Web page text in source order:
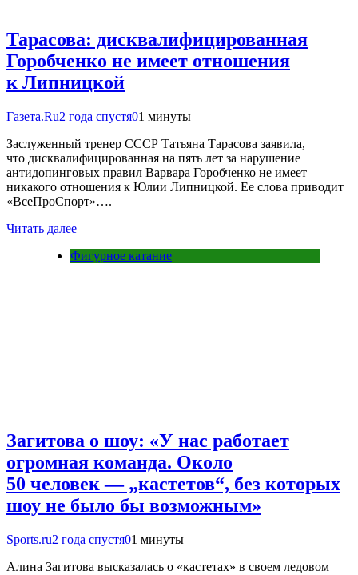
Тарасова: дисквалифицированная
Горобченко не имеет отношения
к Липницкой
Газета.Ru2 года спустя01 минуты
Заслуженный тренер СССР Татьяна Тарасова заявила,
что дисквалифицированная на пять лет за нарушение
антидопинговых правил Варвара Горобченко не имеет
никакого отношения к Юлии Липницкой. Ее слова приводит
«ВсеПроСпорт»….
Читать далее
Фигурное катание
Загитова о шоу: «У нас работает
огромная команда. Около
50 человек — „кастетов“, без которых
шоу не было бы возможным»
Sports.ru2 года спустя01 минуты
Алина Загитова высказалась о «кастетах» в своем ледовом